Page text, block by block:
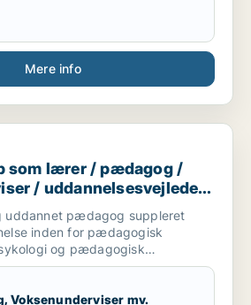
Mere info
lærer / pædagog / voksenunderviser /
som lærer / pædagog /
/ uddannelsesvejleder /
uddannet pædagog suppleret
inden for pædagogisk
og pædagogisk
års erfaring med
og facilitering af lærings- og
for både børn, unge og
Voksenunderviser mv.